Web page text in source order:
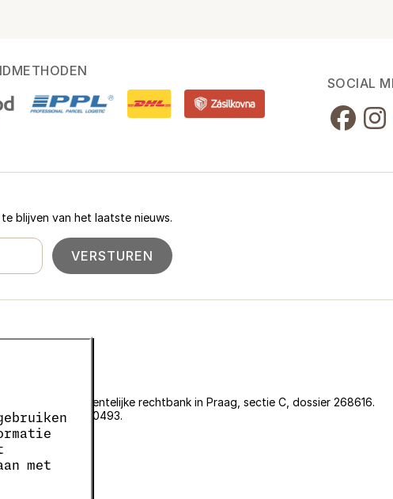
met
SOCIAL
blijven van het laatste nieuws.
VERSTUREN
van de gemeentelijke rechtbank in Praag, sectie C, dossier 268616.
EKF00180493.
0636.
CZ05663687.